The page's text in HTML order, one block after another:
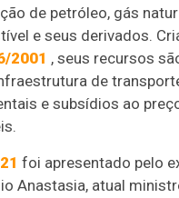
de petróleo, gás
e seus derivados.
2001 , seus recursos
de
e subsídios ao
foi apresentado pelo
Anastasia, atual